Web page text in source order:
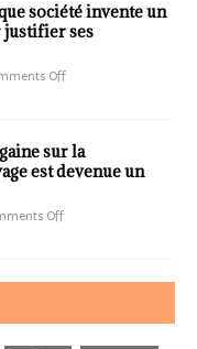
société invente un
ses
Off
sur la
est devenue un
Off